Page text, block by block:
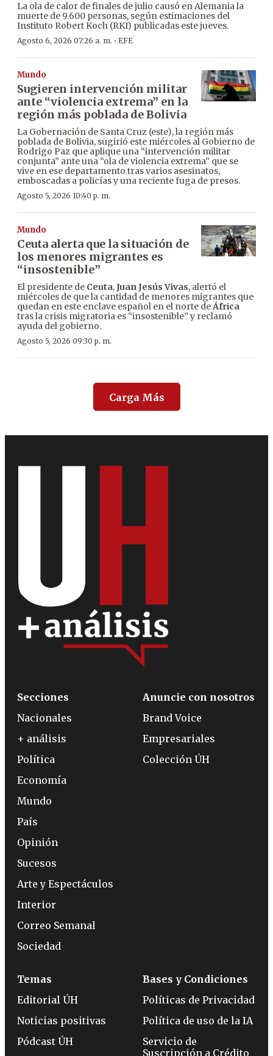
La ola de calor de finales de julio causó en Alemania la
muerte de 9.600 personas, según estimaciones del
Instituto Robert Koch (RKI) publicadas este jueves.
Agosto 6, 2026 07:26 a. m. · EFE
Mundo
Sugieren intervención militar
ante “violencia extrema” en la
región más poblada de Bolivia
La Gobernación de Santa Cruz (este), la región más
poblada de Bolivia, sugirió este miércoles al Gobierno de
Rodrigo Paz que aplique una “intervención militar
conjunta” ante una “ola de violencia extrema” que se
vive en ese departamento tras varios asesinatos,
emboscadas a policías y una reciente fuga de presos.
Agosto 5, 2026 10:40 p. m.
Mundo
Ceuta alerta que la situación de
los menores migrantes es
“insostenible”
El presidente de Ceuta,Juan Jesús Vivas, alertó el
miércoles de que la cantidad de menores migrantes que
quedan en este enclave español en el norte deÁfrica
tras la crisis migratoria es “insostenible” y reclamó
ayuda del gobierno.
Agosto 5, 2026 09:30 p. m.
Carga Más
Secciones
Nacionales
+ análisis
Política
Economía
Mundo
País
Opinión
Sucesos
Arte y Espectáculos
Interior
Correo Semanal
Sociedad
Anuncie con nosotros
Brand Voice
Empresariales
Colección ÚH
Temas
Editorial ÚH
Noticias positivas
Pódcast ÚH
Bases y Condiciones
Políticas de Privacidad
Política de uso de la IA
Servicio de
Suscripción a Crédito